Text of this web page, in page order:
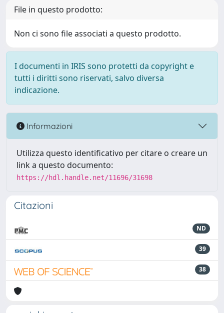
File in questo prodotto:
Non ci sono file associati a questo prodotto.
I documenti in IRIS sono protetti da copyright e
tutti i diritti sono riservati, salvo diversa
indicazione.
Informazioni
Utilizza questo identificativo per citare o creare un
link a questo documento:
https://hdl.handle.net/11696/31698
Citazioni
ND
39
38